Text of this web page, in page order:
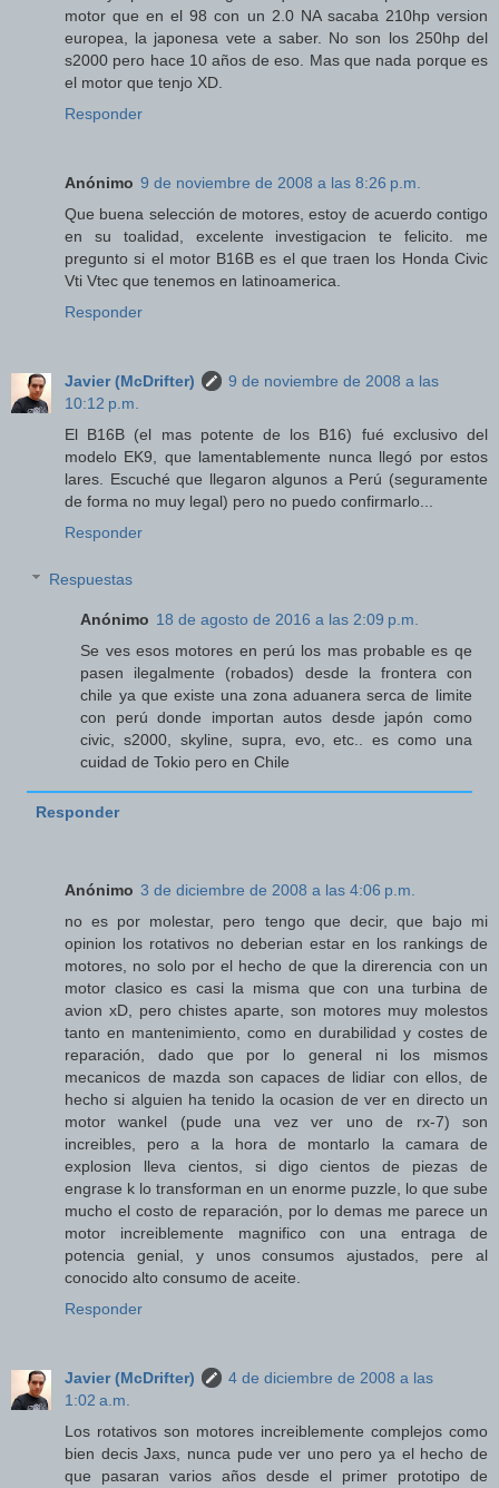
motor que en el 98 con un 2.0 NA sacaba 210hp version
europea, la japonesa vete a saber. No son los 250hp del
s2000 pero hace 10 años de eso. Mas que nada porque es
el motor que tenjo XD.
Responder
Anónimo 9 de noviembre de 2008 a las 8:26 p.m.
Que buena selección de motores, estoy de acuerdo contigo
en su toalidad, excelente investigacion te felicito. me
pregunto si el motor B16B es el que traen los Honda Civic
Vti Vtec que tenemos en latinoamerica.
Responder
Javier (McDrifter)
9 de noviembre de 2008 a las
10:12 p.m.
El B16B (el mas potente de los B16) fué exclusivo del
modelo EK9, que lamentablemente nunca llegó por estos
lares. Escuché que llegaron algunos a Perú (seguramente
de forma no muy legal) pero no puedo confirmarlo...
Responder
Respuestas
Anónimo 18 de agosto de 2016 a las 2:09 p.m.
Se ves esos motores en perú los mas probable es qe
pasen ilegalmente (robados) desde la frontera con
chile ya que existe una zona aduanera serca de limite
con perú donde importan autos desde japón como
civic, s2000, skyline, supra, evo, etc.. es como una
cuidad de Tokio pero en Chile
Responder
Anónimo 3 de diciembre de 2008 a las 4:06 p.m.
no es por molestar, pero tengo que decir, que bajo mi
opinion los rotativos no deberian estar en los rankings de
motores, no solo por el hecho de que la direrencia con un
motor clasico es casi la misma que con una turbina de
avion xD, pero chistes aparte, son motores muy molestos
tanto en mantenimiento, como en durabilidad y costes de
reparación, dado que por lo general ni los mismos
mecanicos de mazda son capaces de lidiar con ellos, de
hecho si alguien ha tenido la ocasion de ver en directo un
motor wankel (pude una vez ver uno de rx-7) son
increibles, pero a la hora de montarlo la camara de
explosion lleva cientos, si digo cientos de piezas de
engrase k lo transforman en un enorme puzzle, lo que sube
mucho el costo de reparación, por lo demas me parece un
motor increiblemente magnifico con una entraga de
potencia genial, y unos consumos ajustados, pere al
conocido alto consumo de aceite.
Responder
Javier (McDrifter)
4 de diciembre de 2008 a las
1:02 a.m.
Los rotativos son motores increiblemente complejos como
bien decis Jaxs, nunca pude ver uno pero ya el hecho de
que pasaran varios años desde el primer prototipo de